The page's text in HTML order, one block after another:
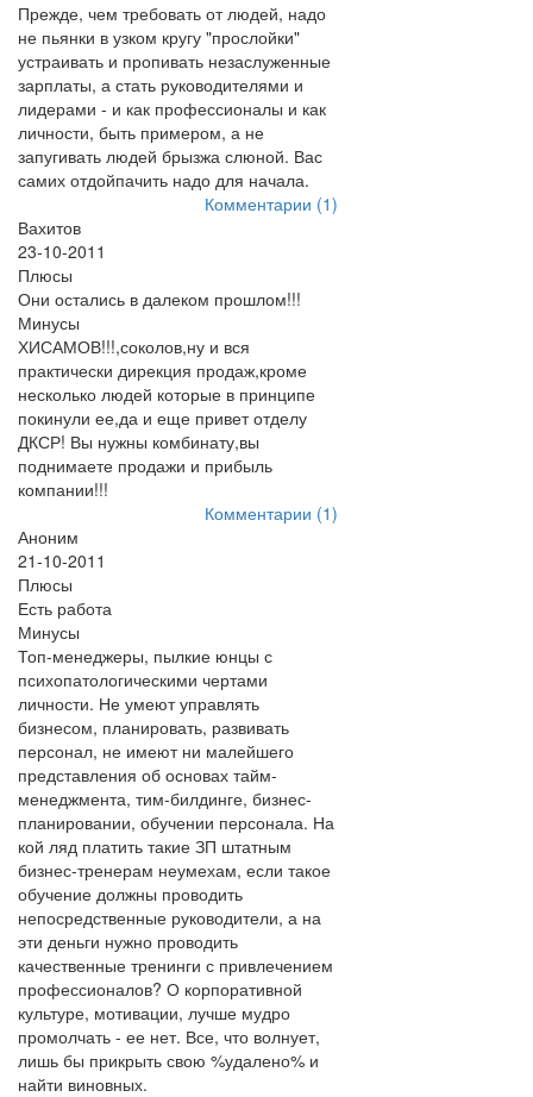
Прежде, чем требовать от людей, надо
не пьянки в узком кругу "прослойки"
устраивать и пропивать незаслуженные
зарплаты, а стать руководителями и
лидерами - и как профессионалы и как
личности, быть примером, а не
запугивать людей брызжа слюной. Вас
самих отдойпачить надо для начала.
Комментарии (1)
Вахитов
23-10-2011
Плюсы
Они остались в далеком прошлом!!!
Минусы
ХИСАМОВ!!!,соколов,ну и вся
практически дирекция продаж,кроме
несколько людей которые в принципе
покинули ее,да и еще привет отделу
ДКСР! Вы нужны комбинату,вы
поднимаете продажи и прибыль
компании!!!
Комментарии (1)
Аноним
21-10-2011
Плюсы
Есть работа
Минусы
Топ-менеджеры, пылкие юнцы с
психопатологическими чертами
личности. Не умеют управлять
бизнесом, планировать, развивать
персонал, не имеют ни малейшего
представления об основах тайм-
менеджмента, тим-билдинге, бизнес-
планировании, обучении персонала. На
кой ляд платить такие ЗП штатным
бизнес-тренерам неумехам, если такое
обучение должны проводить
непосредственные руководители, а на
эти деньги нужно проводить
качественные тренинги с привлечением
профессионалов? О корпоративной
культуре, мотивации, лучше мудро
промолчать - ее нет. Все, что волнует,
лишь бы прикрыть свою %удалено% и
найти виновных.